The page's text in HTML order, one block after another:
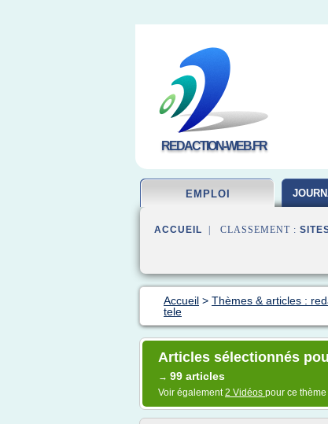
REDACTION-WEB.FR
EMPLOI
ACCUEIL | CLASSEMENT :
Accueil > Thèmes & articles :
tele
Articles sélectionnés
→ 99 articles
Voir également2 Vidéos pour ce thème